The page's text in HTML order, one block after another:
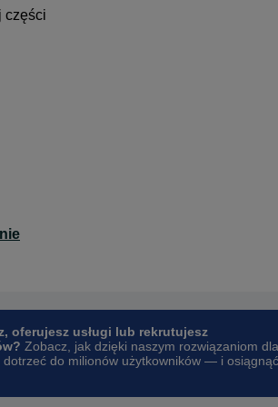
części
oferujesz usługi lub rekrutujesz
Zobacz, jak dzięki naszym rozwiązaniom dla
dotrzeć do milionów użytkowników — i osiągnąć